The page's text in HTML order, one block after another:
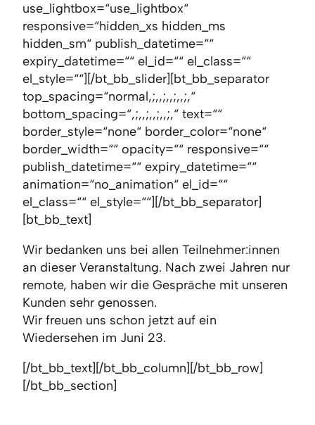
use_lightbox=“use_lightbox“
responsive=“hidden_xs hidden_ms
hidden_sm“ publish_datetime=““
expiry_datetime=““ el_id=““ el_class=““
el_style=““][/bt_bb_slider][bt_bb_separator
top_spacing=“normal,;,,;,,;,,;,“
bottom_spacing=“,;,,;,,;,,;,“ text=““
border_style=“none“ border_color=“none“
border_width=““ opacity=““ responsive=““
publish_datetime=““ expiry_datetime=““
animation=“no_animation“ el_id=““
el_class=““ el_style=““][/bt_bb_separator]
[bt_bb_text]
Wir bedanken uns bei allen Teilnehmer:innen
an dieser Veranstaltung. Nach zwei Jahren nur
remote, haben wir die Gespräche mit unseren
Kunden sehr genossen.
Wir freuen uns schon jetzt auf ein
Wiedersehen im Juni 23.
[/bt_bb_text][/bt_bb_column][/bt_bb_row]
[/bt_bb_section]